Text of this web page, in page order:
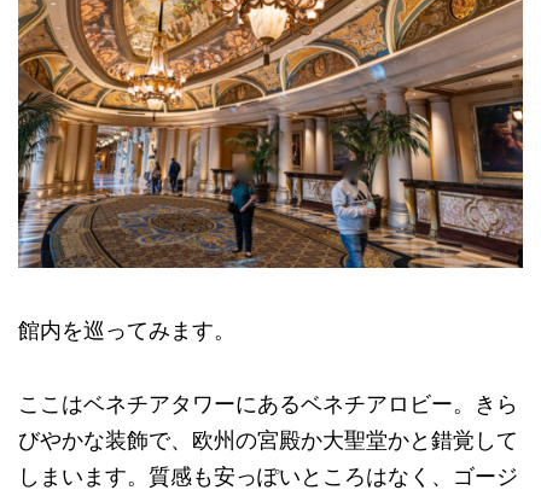
館内を巡ってみます。
ここはベネチアタワーにあるベネチアロビー。きら
びやかな装飾で、欧州の宮殿か大聖堂かと錯覚して
しまいます。質感も安っぽいところはなく、ゴージ